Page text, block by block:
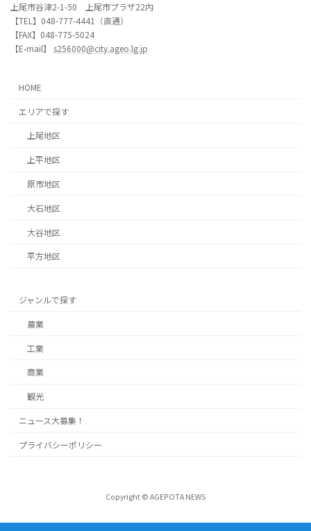
上尾市谷津2-1-50 上尾市プラザ22内
【TEL】048-777-4441（直通）
【FAX】048-775-5024
【E-mail】 s256000@city.ageo.lg.jp
HOME
エリアで探す
上尾地区
上平地区
原市地区
大石地区
大谷地区
平方地区
ジャンルで探す
農業
工業
商業
観光
ニュース大募集！
プライバシーポリシー
Copyright © AGEPOTA NEWS